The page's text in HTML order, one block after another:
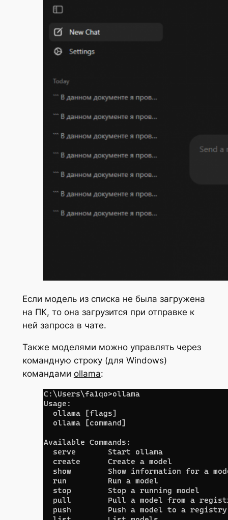
Если модель из списка не была загружена
на ПК, то она загрузится при отправке к
ней запроса в чате.
Также моделями можно управлять через
командную строку (для Windows)
командами ollama: